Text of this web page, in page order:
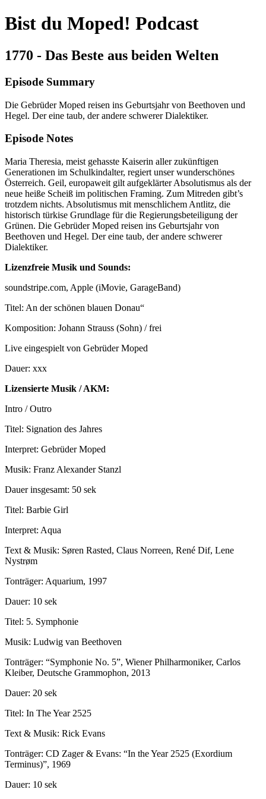
Bist du Moped! Podcast
1770 - Das Beste aus beiden Welten
Episode Summary
Die Gebrüder Moped reisen ins Geburtsjahr von Beethoven und
Hegel. Der eine taub, der andere schwerer Dialektiker.
Episode Notes
Maria Theresia, meist gehasste Kaiserin aller zukünftigen
Generationen im Schulkindalter, regiert unser wunderschönes
Österreich. Geil, europaweit gilt aufgeklärter Absolutismus als der
neue heiße Scheiß im politischen Framing. Zum Mitreden gibt’s
trotzdem nichts. Absolutismus mit menschlichem Antlitz, die
historisch türkise Grundlage für die Regierungsbeteiligung der
Grünen. Die Gebrüder Moped reisen ins Geburtsjahr von
Beethoven und Hegel. Der eine taub, der andere schwerer
Dialektiker.
Lizenzfreie Musik und Sounds:
soundstripe.com, Apple (iMovie, GarageBand)
Titel: An der schönen blauen Donau“
Komposition: Johann Strauss (Sohn) / frei
Live eingespielt von Gebrüder Moped
Dauer: xxx
Lizensierte Musik / AKM:
Intro / Outro
Titel: Signation des Jahres
Interpret: Gebrüder Moped
Musik: Franz Alexander Stanzl
Dauer insgesamt: 50 sek
Titel: Barbie Girl
Interpret: Aqua
Text & Musik: Søren Rasted, Claus Norreen, René Dif, Lene
Nystrøm
Tonträger: Aquarium, 1997
Dauer: 10 sek
Titel: 5. Symphonie
Musik: Ludwig van Beethoven
Tonträger: “Symphonie No. 5”, Wiener Philharmoniker, Carlos
Kleiber, Deutsche Grammophon, 2013
Dauer: 20 sek
Titel: In The Year 2525
Text & Musik: Rick Evans
Tonträger: CD Zager & Evans: “In the Year 2525 (Exordium
Terminus)”, 1969
Dauer: 10 sek